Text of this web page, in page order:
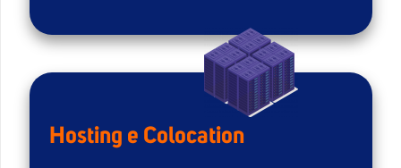
Hosting e Colocation